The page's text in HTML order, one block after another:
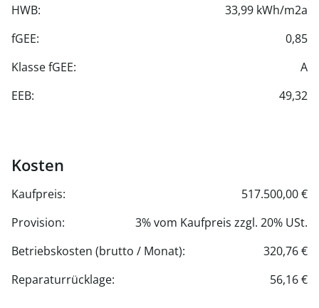
- Internet-Breitbandanschluss von Magenta
- Kinderspielplatz und Begegnungszone im begrünten
Außenbereich
- Kinderwagenabstellraum
- Einlagerungsraum im Keller
HWB:
33,99 kWh/m2a
fGEE:
0,85
Klasse fGEE:
A
EEB:
49,32
Kosten
Kaufpreis:
517.500,00 €
Provision:
3% vom Kaufpreis zzgl. 20% USt.
Betriebskosten (brutto / Monat):
320,76 €
Reparaturrücklage:
56,16 €